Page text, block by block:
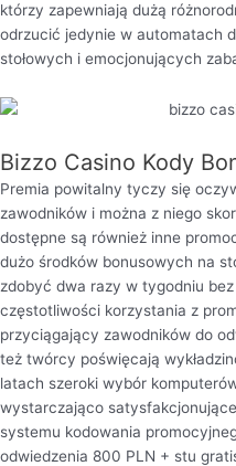
którzy zapewniają dużą
odrzucić jedynie w automatach
stołowych i emocjonujących
Bizzo Casino Kody
Premia powitalny tyczy się
zawodników i można z niego
dostępne są również inne
dużo środków bonusowych na
zdobyć dwa razy w tygodniu
częstotliwości korzystania z
przyciągający zawodników do
też twórcy poświęcają
latach szeroki wybór
wystarczająco
systemu kodowania
odwiedzenia 800 PLN + stu